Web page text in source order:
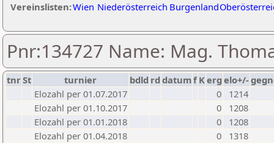
Vereinslisten:Wien Niederösterreich Burgenland
Pnr:134727 Name: Mag.
tnrSt turnier bdld rd datumf Kerg elo+/-
Elozahl per 01.07.2017
0
1214
Elozahl per 01.10.2017
0
1208
Elozahl per 01.01.2018
0
1208
Elozahl per 01.04.2018
0
1318